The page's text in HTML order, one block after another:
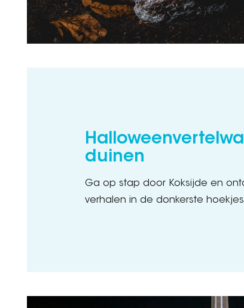
duinen
Ga op stap door Koksijde en
verhalen in de donkerste